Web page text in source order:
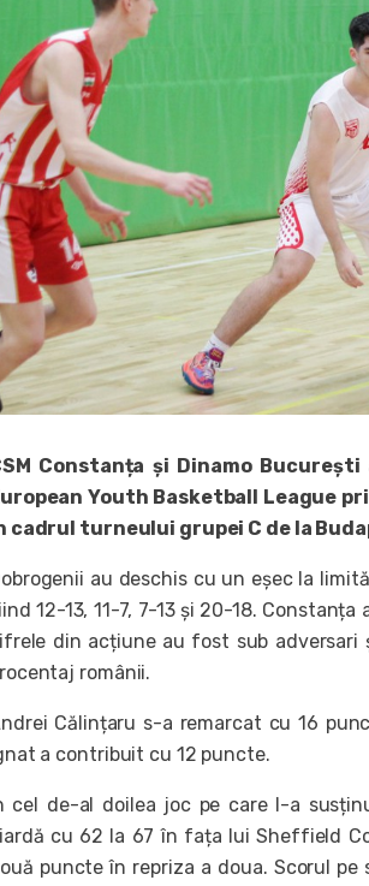
Constanța și Dinamo
Youth Basketball League
cadrul turneului grupei C de la
au deschis cu un eșec la
12-13, 11-7, 7-13 și 20-18.
din acțiune au fost sub adversari
românii.
Călințaru s-a remarcat cu 16
a contribuit cu 12 puncte.
cel de-al doilea joc pe care l-a
cu 62 la 67 în fața lui Sheffield
puncte în repriza a doua. Scorul pe